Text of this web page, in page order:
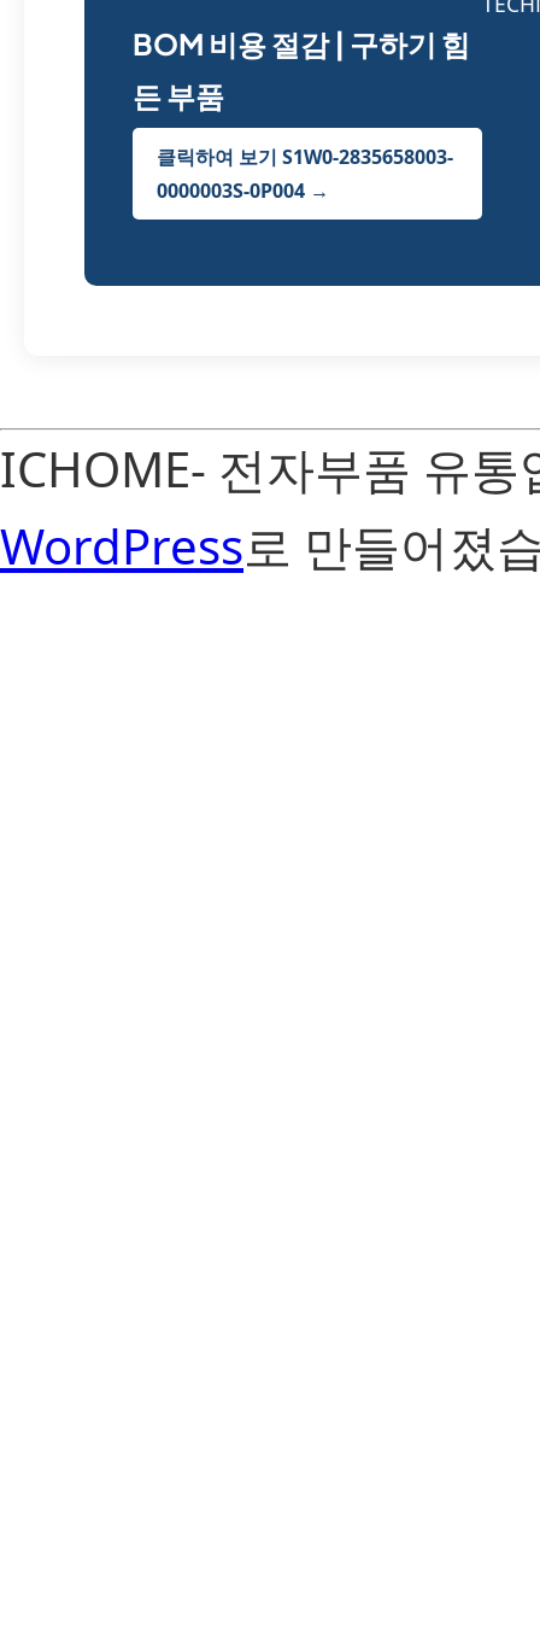
BOM 비용 절감 | 구하기 힘
든 부품
클릭하여 보기 S1W0-2835658003-
0000003S-0P004 →
ICHOME- 전자부품 유
WordPress로 만들어졌